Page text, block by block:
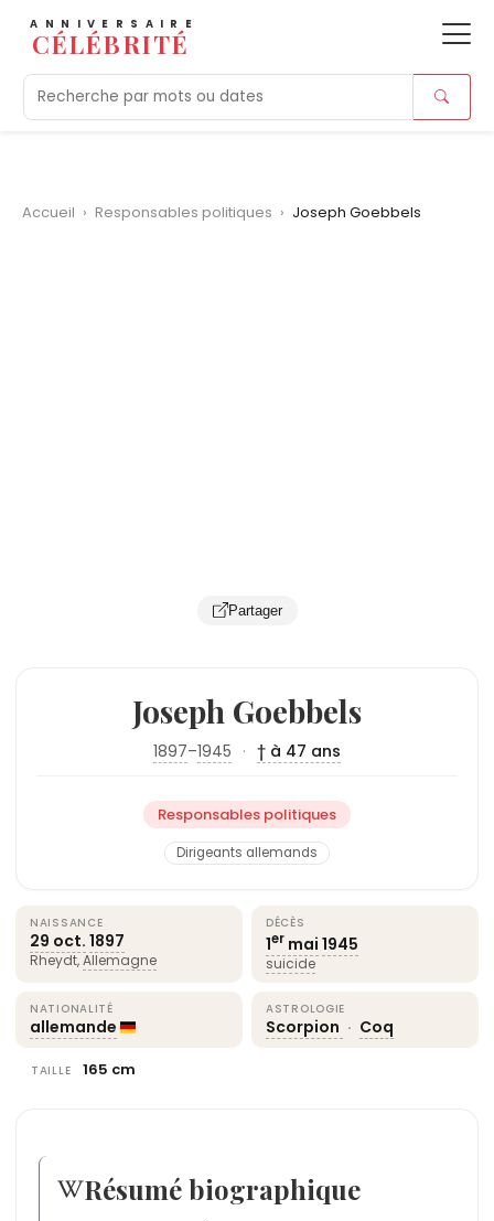
ANNIVERSAIRE
CÉLÉBRITÉ
Aujourd'hui Tendances Morts
Accueil › Responsables politiques › Joseph Goebbels
Partager
Joseph Goebbels
1897–1945 · † à 47 ans
Responsables politiques
Dirigeants allemands
NAISSANCE
29 oct. 1897
Rheydt,Allemagne
DÉCÈS
1er mai 1945
suicide
NATIONALITÉ
allemande
ASTROLOGIE
Scorpion · Coq
TAILLE 165 cm
Résumé biographique